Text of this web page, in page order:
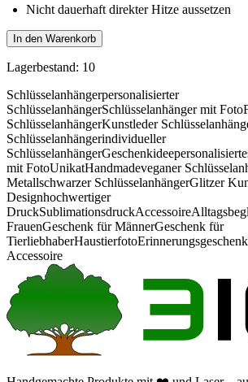
Nicht dauerhaft direkter Hitze aussetzen
In den Warenkorb
Lagerbestand: 10
Schlüsselanhängerpersonalisierter
SchlüsselanhängerSchlüsselanhänger mit Foto
SchlüsselanhängerKunstleder
Schlüsselanhängerindividueller
SchlüsselanhängerGeschenkidee
mit FotoUnikatHandmadeveganer
Metallschwarzer SchlüsselanhängerGlitzer
Designhochwertiger
DruckSublimationsdruckAccessoire
FrauenGeschenk für MännerGeschenk für
TierliebhaberHaustierfotoErinnerungsgeschenk
Accessoire